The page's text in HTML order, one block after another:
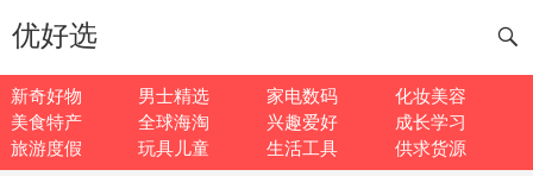
优好选
新奇好物 男士精选 家电数码
化妆美容
美食特产
全球海淘 兴趣爱好
成长学习
旅游度假
玩具儿童 生活工具 供求货源